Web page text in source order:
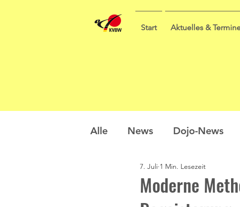
Start Aktuelles &
Alle News Dojo-News
Nachwuchs Prüfungen
Moderne
7. Juli 1 Min. Lesezeit